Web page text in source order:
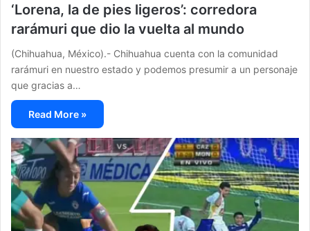
‘Lorena, la de pies ligeros’: corredora
rarámuri que dio la vuelta al mundo
(Chihuahua, México).- Chihuahua cuenta con la comunidad
rarámuri en nuestro estado y podemos presumir a un personaje
que gracias a…
Read More »